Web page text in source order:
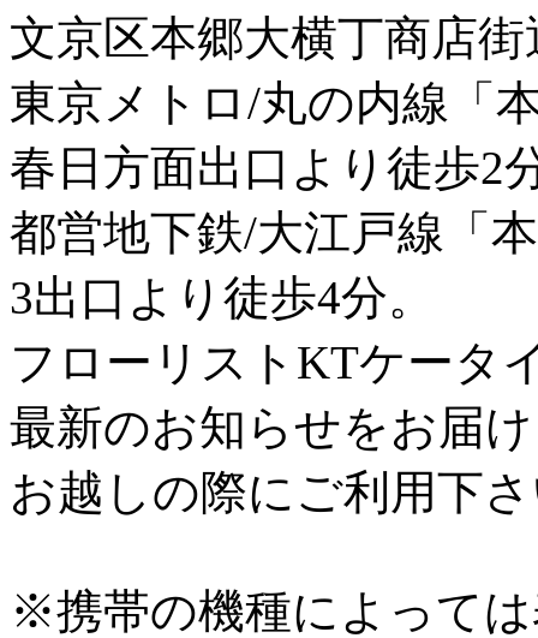
文京区本郷大横丁商店
東京メトロ/丸の内線「
春日方面出口より徒歩2
都営地下鉄/大江戸線「
3出口より徒歩4分。
フローリストKTケータ
最新のお知らせをお届
お越しの際にご利用下
※携帯の機種によって